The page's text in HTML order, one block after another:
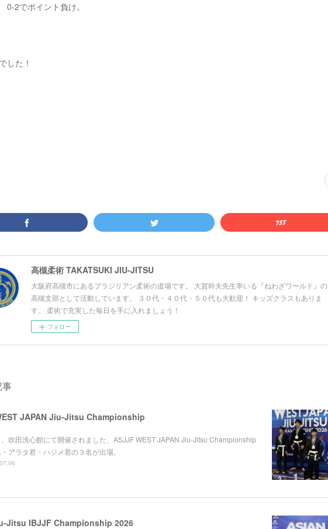
0-2でポイント負け。
した！
高槻柔術 TAKATSUKI JIU-JITSU
大阪府高槻市にあるブラジリアン柔術の道場です。 大賀幹夫先生率いる『ねわざワールド』の
高槻支部として活動しています。 ３０代・４０代・５０代も大歓迎！ キッズクラスもありま
す。 柔術で充実した毎日を手に入れましょう！
フォロー
事
JAPAN Jiu-Jitsu Championship
、吹田洗心館にて開催されました、ASJJF WEST JAPAN Jiu-Jitsu Championship
アラタ君・ハジメ君の３名が出場。
Jitsu IBJJF Championship 2026